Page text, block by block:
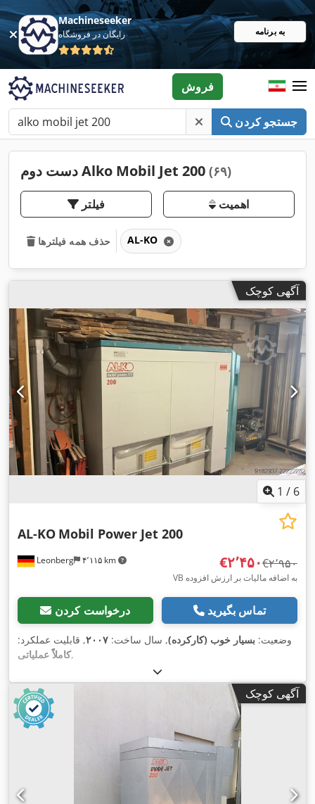
Machineseeker
رایگان در فروشگاه به برنامه
جستجو کردن
فروش
دست دوم Alko Mobil Jet 200 (۶۹)
فیلتر اهمیت
حذف همه فیلترها AL-KO
آگهی کوچک
1 / 6
Leonberg ۴٬۱۱۵ km
AL-KO Mobil Power Jet 200
‎€۲٬۴۵۰ ‎€۲٬۹۵۰
VB به اضافه مالیات بر ارزش افزوده
درخواست کردن تماس بگیرید
وضعیت: بسیار خوب (کارکرده), سال ساخت: ۲۰۰۷, قابلیت عملکرد:
کاملاً عملیاتی,
آگهی کوچک